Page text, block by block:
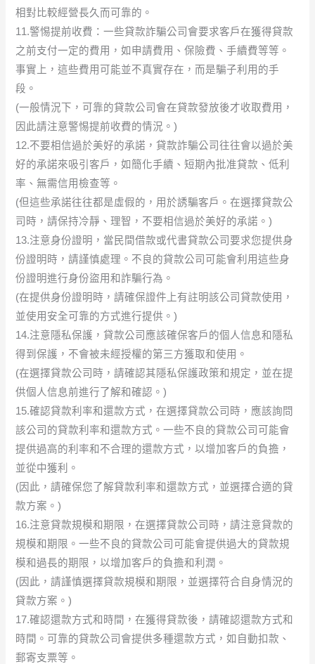
相對比較經營長久而可靠的。
11.警惕提前收費：一些貸款詐騙公司會要求客戶在獲得貸款
之前支付一定的費用，如申請費用、保險費、手續費等等。
事實上，這些費用可能並不真實存在，而是騙子利用的手
段。
(一般情況下，可靠的貸款公司會在貸款發放後才收取費用，
因此請注意警惕提前收費的情況。)
12.不要相信過於美好的承諾，貸款詐騙公司往往會以過於美
好的承諾來吸引客戶，如簡化手續、短期內批准貸款、低利
率、無需信用檢查等。
(但這些承諾往往都是虛假的，用於誘騙客戶。在選擇貸款公
司時，請保持冷靜、理智，不要相信過於美好的承諾。)
13.注意身份證明，當民間借款或代書貸款公司要求您提供身
份證明時，請謹慎處理。不良的貸款公司可能會利用這些身
份證明進行身份盜用和詐騙行為。
(在提供身份證明時，請確保證件上有註明該公司貸款使用，
並使用安全可靠的方式進行提供。)
14.注意隱私保護，貸款公司應該確保客戶的個人信息和隱私
得到保護，不會被未經授權的第三方獲取和使用。
(在選擇貸款公司時，請確認其隱私保護政策和規定，並在提
供個人信息前進行了解和確認。)
15.確認貸款利率和還款方式，在選擇貸款公司時，應該詢問
該公司的貸款利率和還款方式。一些不良的貸款公司可能會
提供過高的利率和不合理的還款方式，以增加客戶的負擔，
並從中獲利。
(因此，請確保您了解貸款利率和還款方式，並選擇合適的貸
款方案。)
16.注意貸款規模和期限，在選擇貸款公司時，請注意貸款的
規模和期限。一些不良的貸款公司可能會提供過大的貸款規
模和過長的期限，以增加客戶的負擔和利潤。
(因此，請謹慎選擇貸款規模和期限，並選擇符合自身情況的
貸款方案。)
17.確認還款方式和時間，在獲得貸款後，請確認還款方式和
時間。可靠的貸款公司會提供多種還款方式，如自動扣款、
郵寄支票等。